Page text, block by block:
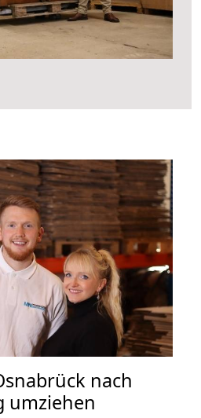
nach
umziehen